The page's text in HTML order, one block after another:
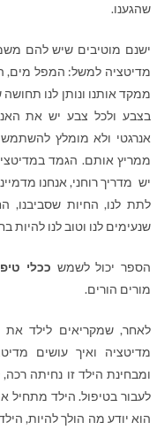
שהגענו.
ישנם מוטיבים שיש להם
מדיטציה למשל: המפל מים,
ממקד אותנו ונותן לנו
בצבע ולכל צבע יש את
אנרגטי ולא מומלץ
ממריץ אותם. הגמד
יש מדריך רוחני, אנחנו
לתת לנו, החיות שסביבנו,
שנעימים לנו וטוב לנו להיות
הספר יכול לשמש ככלי
מורים הורים.
לאחר, שמקריאים לילד
מדיטציה ואיך עושים
ומבחינת הילד זו נחיתה
לעבור בטיפול. הילד מתחיל
הוא יודע מה הולך להיות,